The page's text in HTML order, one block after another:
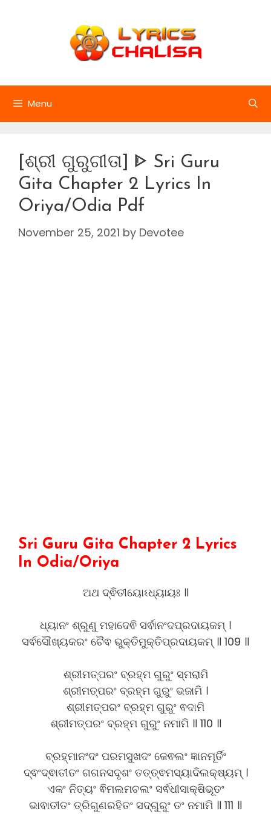
Menu
[ଶ୍ରୀ ଗୁରୁଗୀତା] ᐈ Sri Guru
Gita Chapter 2 Lyrics In
Oriya/Odia Pdf
November 25, 2021 by Devotee
Sri Guru Gita Chapter 2 Lyrics
In Odia/Oriya
ଅଥ ଦ୍ଵିତୀୟୋଽଧ୍ୟାୟଃ ॥
ଧ୍ୟାନଂ ଶ୍ରୁଣୁ ମହାଦେଵି ସର୍ଵାନଂଦପ୍ରଦାୟକମ୍ ।
ସର୍ଵସୌଖ୍ୟକରଂ ଚୈଵ ଭୁକ୍ତିମୁକ୍ତିପ୍ରଦାୟକମ୍ ॥ 109 ॥
ଶ୍ରୀମତ୍ପରଂ ବ୍ରହ୍ମ ଗୁରୁଂ ସ୍ମରାମି
ଶ୍ରୀମତ୍ପରଂ ବ୍ରହ୍ମ ଗୁରୁଂ ଭଜାମି ।
ଶ୍ରୀମତ୍ପରଂ ବ୍ରହ୍ମ ଗୁରୁଂ ଵଦାମି
ଶ୍ରୀମତ୍ପରଂ ବ୍ରହ୍ମ ଗୁରୁଂ ନମାମି ॥ 110 ॥
ବ୍ରହ୍ମାନଂଦଂ ପରମସୁଖଦଂ କେଵଲଂ ଜ୍ଞାନମୂର୍ତିଂ
ଦ୍ଵଂଦ୍ଵାତୀତଂ ଗଗନସଦୃଶଂ ତତ୍ତ୍ଵମସ୍ୟାଦିଲକ୍ଷ୍ୟମ୍ ।
ଏକଂ ନିତ୍ୟଂ ଵିମଲମଚଲଂ ସର୍ଵଧୀସାକ୍ଷିଭୂତଂ
ଭାଵାତୀତଂ ତ୍ରିଗୁଣରହିତଂ ସଦ୍ଗୁରୁଂ ତଂ ନମାମି ॥ 111 ॥